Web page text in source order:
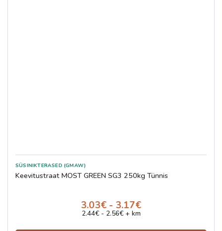
SÜSINIKTERASED (GMAW)
Keevitustraat MOST GREEN SG3 250kg Tünnis
3.03€ - 3.17€
2.44€ - 2.56€ + km